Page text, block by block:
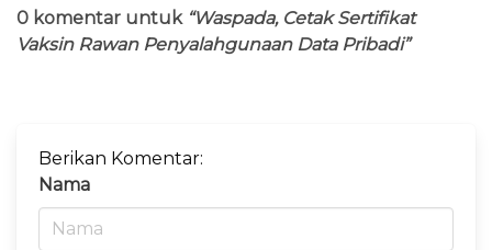
0 komentar untuk “Waspada, Cetak Sertifikat
Vaksin Rawan Penyalahgunaan Data Pribadi”
Berikan Komentar:
Nama